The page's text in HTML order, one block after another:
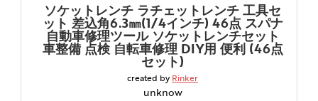
ソケットレンチ ラチェットレンチ 工具セ
ット 差込角6.3㎜(1/4インチ) 46点 スパナ
自動車修理ツール ソケットレンチセット
車整備 点検 自転車修理 DIY用 便利 (46点
セット)
created by Rinker
unknow